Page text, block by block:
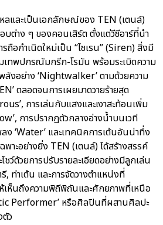
ลและเป็นเอกลักษณ์ของ TEN (เตนล์)
ต่าง ๆ ของคอนเสิร์ต ตั้งแต่วีซีอาร์ที่นำ
ถือกำเนิดใหม่เป็น “ไซเรน” (Siren) สิ่งมี
เทพปกรณัมกรีก-โรมัน พร้อมระเบิดความ
งอย่าง ‘Nightwalker’ ตามด้วยความ
ตลอดจนการเผยมาดวายร้ายสุด
การเล่นกับแสงและเงาสะท้อนเพิ่ม
การปรากฏตัวกลางอ่างน้ำบนเวที
ง ‘Water’ และเทคนิคการเต้นอันน่าทึ่ง
พาะอย่างยิ่ง TEN (เตนล์) ได้สร้างสรรค์
ว์ด้วยการปรับรายละเอียดอย่างมีลูกเล่น
ท่าเต้น และการจัดวางตำแหน่งที่
ห็นถึงความพิถีพิถันและศักยภาพที่เหนือ
Performer’ หรือศิลปินที่ผสานศิลปะ
ตัว